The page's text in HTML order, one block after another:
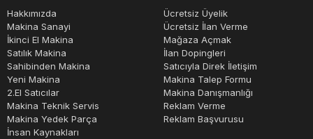
Hakkımızda
Makina Sanayi
İkinci El Makina
Satılık Makina
Sahibinden Makina
Yeni Makina
2.El Satıcılar
Makina Teknik Servis
Makina Yedek Parça
İnsan Kaynakları
Ücretsiz Üyelik
Ücretsiz İlan Verme
Mağaza Açmak
İlan Dopingleri
Satıcıyla Direk İletişim
Makina Talep Formu
Makina Danışmanlığı
Reklam Verme
Reklam Başvurusu